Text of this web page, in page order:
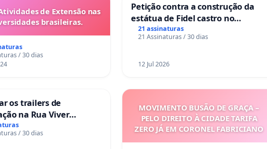
de Extensão nas
brasileiras.
/ 30 dias
Petição contra a construção da
estátua de Fidel castro no
mirante do Caju
21 assinaturas
21 Assinaturas / 30 dias
12 Jul 2026
os trailers de
na Rua Viver
/ 30 dias
MOVIMENTO BUSÃO DE GRAÇA –
PELO DIREITO À CIDADE TARIFA
ZERO JÁ EM CORONEL FABRICIANO